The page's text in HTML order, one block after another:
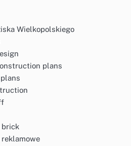
Wielkopolskiego
plans
brick